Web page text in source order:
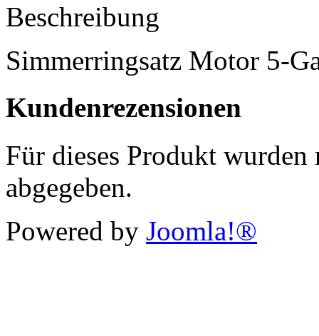
Beschreibung
Simmerringsatz Motor 5-
Kundenrezensionen
Für dieses Produkt
abgegeben.
Powered by Joomla!®